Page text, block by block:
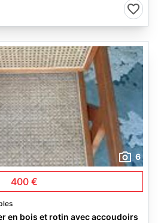
6
400 €
en bois et rotin avec accoudoirs